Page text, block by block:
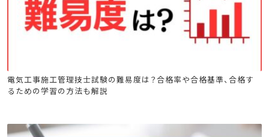
電気工事施工管理技士
電気工事施工管理技士試験の難易度は？合格率や合格基準、合格す
るための学習の方法も解説